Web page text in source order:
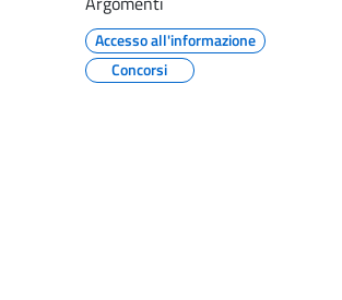
Accesso all'informazione
Concorsi